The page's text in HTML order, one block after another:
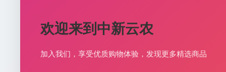
欢迎来到中新云农
加入我们，享受优质购物体验，发现更多精选商品